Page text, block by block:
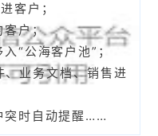
客户；
客户；
“公海客户池”；
、业务文档、销售进
突时自动提醒……